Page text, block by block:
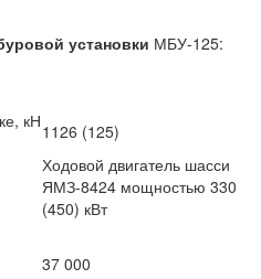
установки МБУ-125:
кН1126 (125)
Ходовой двигатель шасси
ЯМЗ-8424 мощностью 330
(450) кВт
37 000